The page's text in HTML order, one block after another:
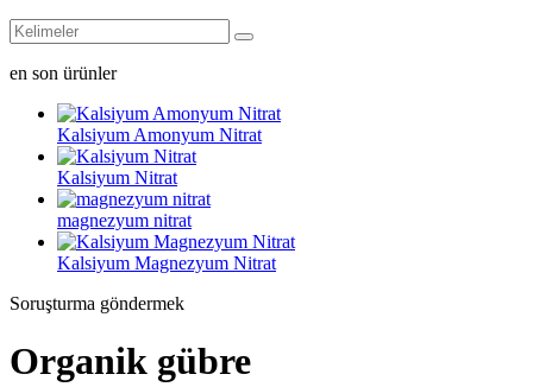
en son ürünler
Kalsiyum Amonyum Nitrat
Kalsiyum Nitrat
magnezyum nitrat
Kalsiyum Magnezyum Nitrat
Soruşturma göndermek
Organik gübre